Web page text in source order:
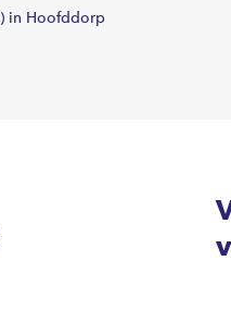
in Hoofddorp